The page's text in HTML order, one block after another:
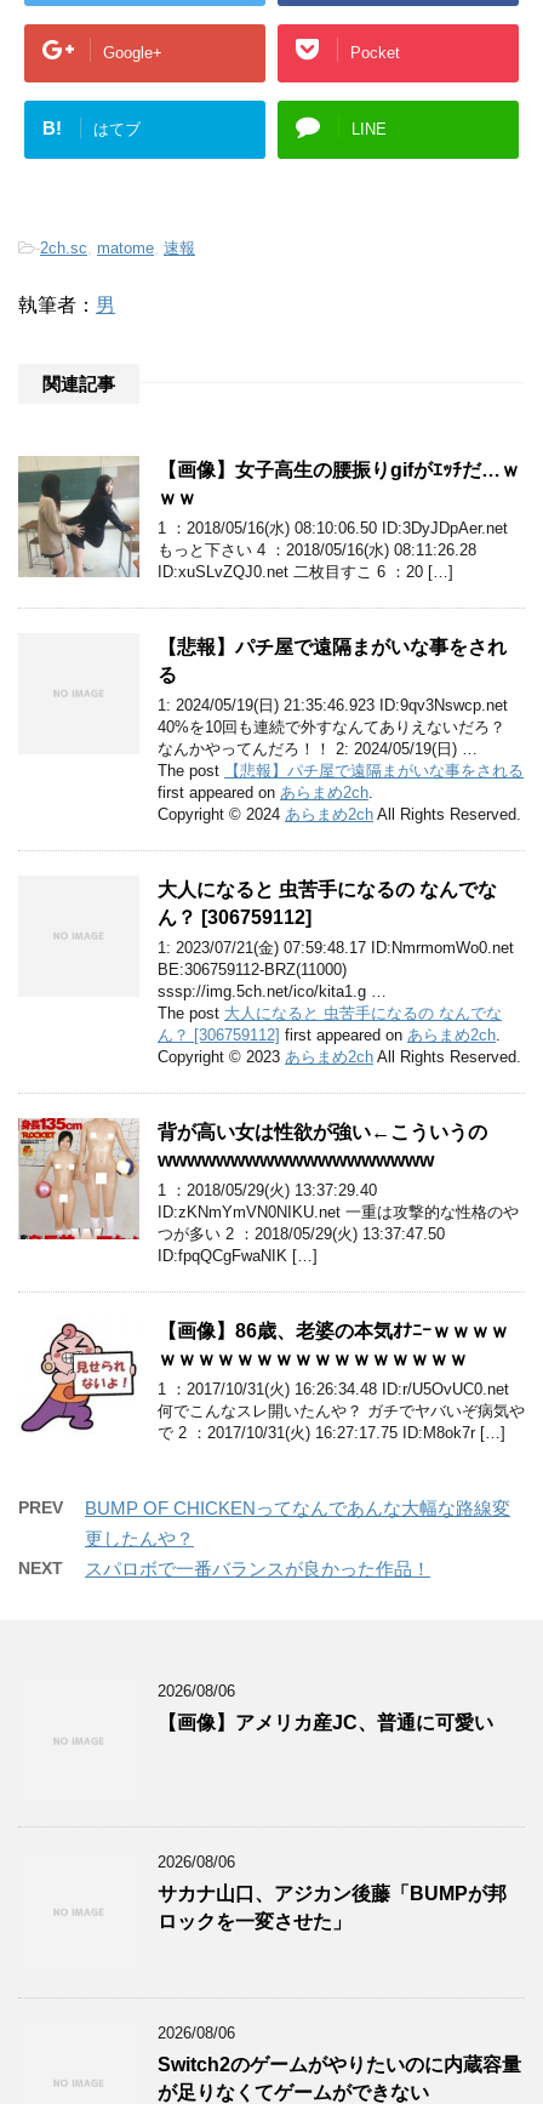
Google+ Pocket
B! はてブ LINE
-2ch.sc matome 速報
執筆者： 男
関連記事
【画像】女子高生の腰振りgifがｴｯﾁだ…ｗ
ｗｗ
1 ：2018/05/16(水) 08:10:06.50 ID:3DyJDpAer.net
もっと下さい 4 ：2018/05/16(水) 08:11:26.28
ID:xuSLvZQJ0.net 二枚目すこ 6 ：20 […]
【悲報】パチ屋で遠隔まがいな事をされ
る
1: 2024/05/19(日) 21:35:46.923 ID:9qv3Nswcp.net
40%を10回も連続で外すなんてありえないだろ？
なんかやってんだろ！！ 2: 2024/05/19(日) …
The post
【悲報】パチ屋で遠隔まがいな事をされる
first appeared on あらまめ2ch
Copyright © 2024 あらまめ2ch All Rights Reserved.
大人になると 虫苦手になるの なんでな
ん？ [306759112]
1: 2023/07/21(金) 07:59:48.17 ID:NmrmomWo0.net
BE:306759112-BRZ(11000)
sssp://img.5ch.net/ico/kita1.g …
The post 大人になると 虫苦手になるの なんでな
ん？ [306759112] first appeared on あらまめ2ch
Copyright © 2023 あらまめ2ch All Rights Reserved.
背が高い女は性欲が強い←こういうの
wwwwwwwwwwwwwwwwwww
1 ：2018/05/29(火) 13:37:29.40
ID:zKNmYmVN0NIKU.net 一重は攻撃的な性格のや
つが多い 2 ：2018/05/29(火) 13:37:47.50
ID:fpqQCgFwaNIK […]
【画像】86歳、老婆の本気ｵﾅﾆｰｗｗｗｗ
ｗｗｗｗｗｗｗｗｗｗｗｗｗｗｗｗ
1 ：2017/10/31(火) 16:26:34.48 ID:r/U5OvUC0.net
何でこんなスレ開いたんや？ ガチでヤバいぞ病気や
で 2 ：2017/10/31(火) 16:27:17.75 ID:M8ok7r […]
PREV
BUMP OF CHICKENってなんであんな大幅な路線変
更したんや？
NEXT スパロボで一番バランスが良かった作品！
2026/08/06
【画像】アメリカ産JC、普通に可愛い
2026/08/06
サカナ山口、アジカン後藤「BUMPが邦
ロックを一変させた」
2026/08/06
Switch2のゲームがやりたいのに内蔵容量
が足りなくてゲームができない